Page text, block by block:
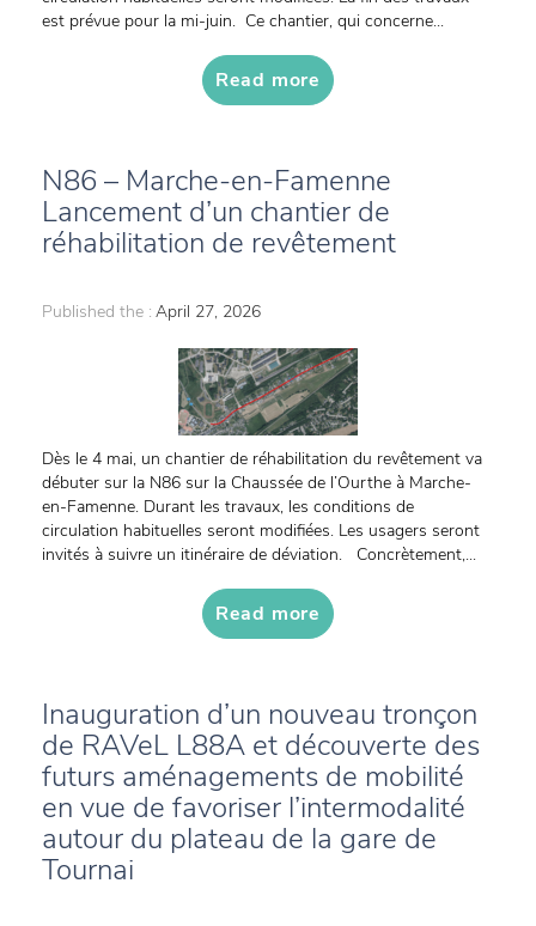
est prévue pour la mi-juin. Ce chantier, qui concerne...
Read more
N86 – Marche-en-Famenne
Lancement d’un chantier de
réhabilitation de revêtement
Published the : April 27, 2026
Dès le 4 mai, un chantier de réhabilitation du revêtement va
débuter sur la N86 sur la Chaussée de l’Ourthe à Marche-
en-Famenne. Durant les travaux, les conditions de
circulation habituelles seront modifiées. Les usagers seront
invités à suivre un itinéraire de déviation. Concrètement,...
Read more
Inauguration d’un nouveau tronçon
de RAVeL L88A et découverte des
futurs aménagements de mobilité
en vue de favoriser l’intermodalité
autour du plateau de la gare de
Tournai